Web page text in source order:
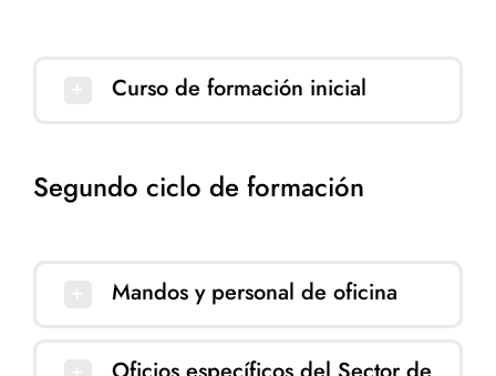
Curso de formación inicial
Segundo ciclo de formación
Mandos y personal de oficina